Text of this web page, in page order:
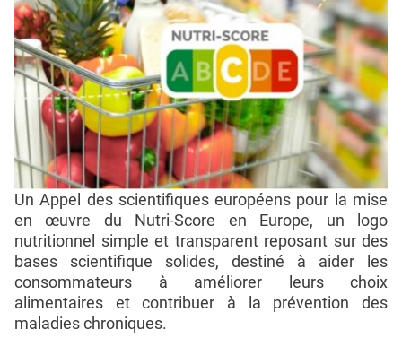
Un Appel des scientifiques européens pour la mise
en œuvre du Nutri-Score en Europe, un logo
nutritionnel simple et transparent reposant sur des
bases scientifique solides, destiné à aider les
consommateurs à améliorer leurs choix
alimentaires et contribuer à la prévention des
maladies chroniques.